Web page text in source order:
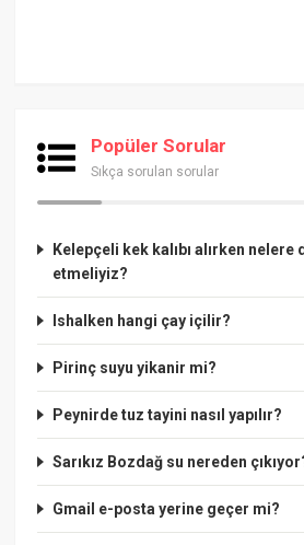
Popüler Sorular
Sıkça sorulan sorular
Kelepçeli kek kalıbı alırken nelere
etmeliyiz?
Ishalken hangi çay içilir?
Pirinç suyu yikanir mi?
Peynirde tuz tayini nasıl yapılır?
Sarıkız Bozdağ su nereden
Gmail e-posta yerine geçer mi?